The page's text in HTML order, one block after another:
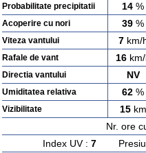
Probabilitate precipitatii 14 %
Acoperire cu nori 39 %
Viteza vantului 7km/
Rafale de vant 16km/
Directia vantului NV
Umiditatea relativa 62 %
Vizibilitate 15km
Nr. ore
Index UV : 7